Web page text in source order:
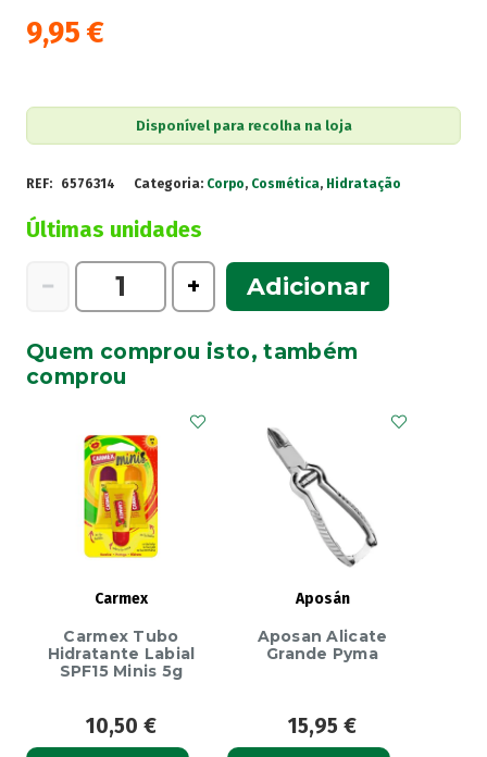
9,95 €
Disponível para recolha na loja
REF: 6576314 Categoria: Corpo, Cosmética, Hidratação
Últimas unidades
−
Quantidade
Creme
Hidratante
+ Adicionar
Quem comprou isto, também
comprou
Carmex
Carmex Tubo
Hidratante Labial
SPF15 Minis 5g
10,50 €
Aposán
Aposan Alicate
Grande Pyma
15,95 €